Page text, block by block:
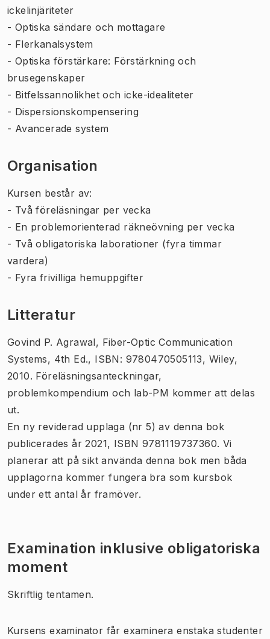
ickelinjäriteter
- Optiska sändare och mottagare
- Flerkanalsystem
- Optiska förstärkare: Förstärkning och
brusegenskaper
- Bitfelssannolikhet och icke-idealiteter
- Dispersionskompensering
- Avancerade system
Organisation
Kursen består av:
- Två föreläsningar per vecka
- En problemorienterad räkneövning per vecka
- Två obligatoriska laborationer (fyra timmar
vardera)
- Fyra frivilliga hemuppgifter
Litteratur
Govind P. Agrawal, Fiber-Optic Communication
Systems, 4th Ed., ISBN: 9780470505113, Wiley,
2010. Föreläsningsanteckningar,
problemkompendium och lab-PM kommer att delas
ut.
En ny reviderad upplaga (nr 5) av denna bok
publicerades år 2021, ISBN 9781119737360. Vi
planerar att på sikt använda denna bok men båda
upplagorna kommer fungera bra som kursbok
under ett antal år framöver.
Examination inklusive obligatoriska
moment
Skriftlig tentamen.
Kursens examinator får examinera enstaka studenter